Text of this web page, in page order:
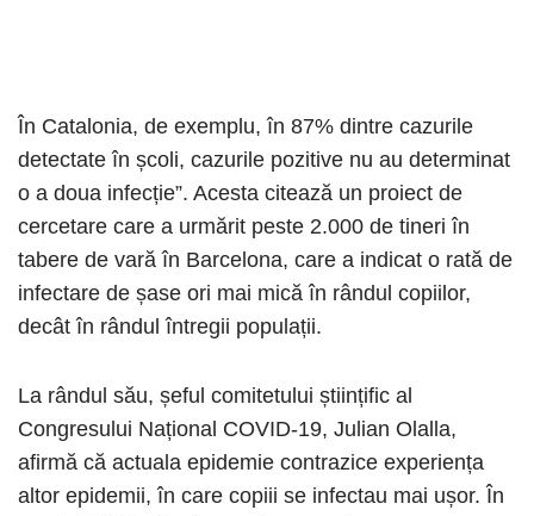
În Catalonia, de exemplu, în 87% dintre cazurile
detectate în școli, cazurile pozitive nu au determinat
o a doua infecție”. Acesta citează un proiect de
cercetare care a urmărit peste 2.000 de tineri în
tabere de vară în Barcelona, care a indicat o rată de
infectare de șase ori mai mică în rândul copiilor,
decât în rândul întregii populații.
La rândul său, șeful comitetului științific al
Congresului Național COVID-19, Julian Olalla,
afirmă că actuala epidemie contrazice experiența
altor epidemii, în care copiii se infectau mai ușor. În